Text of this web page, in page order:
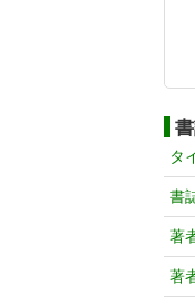
タ
書
著
著